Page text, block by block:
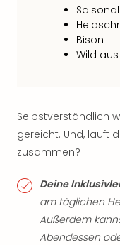
Bison
Wild
Selbstverständlich
gereicht. Und, läuft
zusammen?
Deine
am täglichen
Außerdem
Abendessen